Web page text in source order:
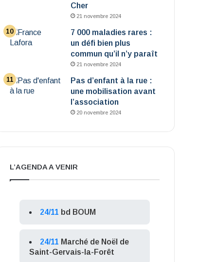
Cher
21 novembre 2024
7 000 maladies rares :
un défi bien plus
commun qu’il n’y paraît
21 novembre 2024
Pas d’enfant à la rue :
une mobilisation avant
l’association
20 novembre 2024
L’AGENDA A VENIR
24/11 bd BOUM
24/11 Marché de Noël de
Saint-Gervais-la-Forêt